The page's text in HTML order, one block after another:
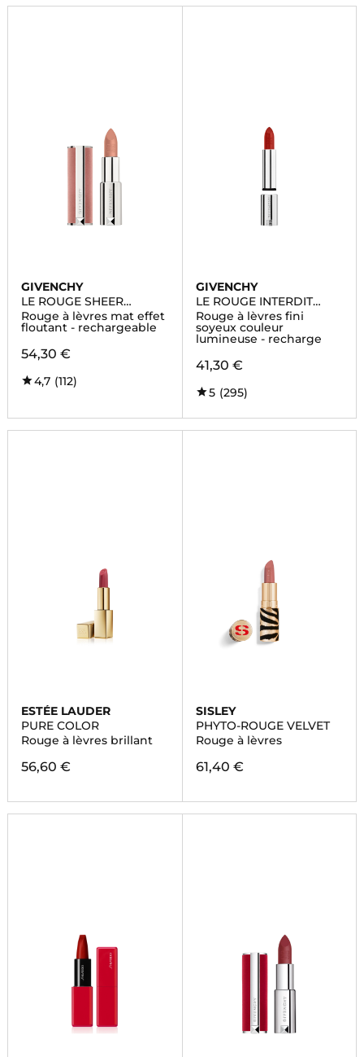
GIVENCHY
LE ROUGE SHEER
VELVET
Rouge à lèvres mat effet
floutant - rechargeable
54,30 €
4,7 (112)
GIVENCHY
LE ROUGE INTERDIT
INTENSE SILK
Rouge à lèvres fini
soyeux couleur
lumineuse - recharge
41,30 €
5 (295)
ESTÉE LAUDER
PURE COLOR
Rouge à lèvres brillant
56,60 €
SISLEY
PHYTO-ROUGE VELVET
Rouge à lèvres
61,40 €